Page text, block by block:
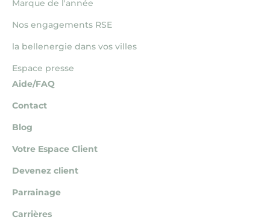
Marque de l'année
Nos engagements RSE
la bellenergie dans vos villes
Espace presse
Aide/FAQ
Contact
Blog
Votre Espace Client
Devenez client
Parrainage
Carrières